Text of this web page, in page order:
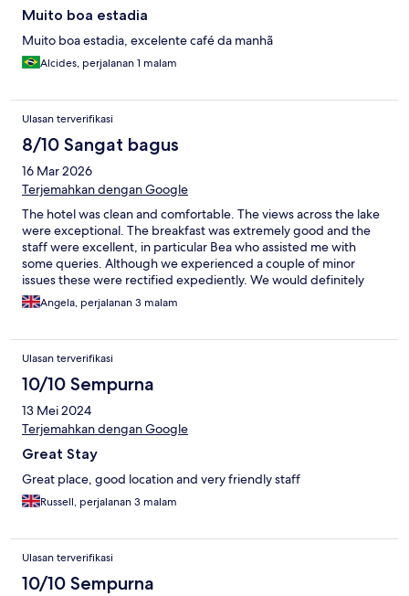
Muito boa estadia
Muito boa estadia, excelente café da manhã
Alcides, perjalanan 1 malam
Ulasan terverifikasi
8/10 Sangat bagus
16 Mar 2026
Terjemahkan dengan Google
The hotel was clean and comfortable. The views across the lake
were exceptional. The breakfast was extremely good and the
staff were excellent, in particular Bea who assisted me with
some queries. Although we experienced a couple of minor
issues these were rectified expediently. We would definitely
visit again.
Angela, perjalanan 3 malam
Ulasan terverifikasi
10/10 Sempurna
13 Mei 2024
Terjemahkan dengan Google
Great Stay
Great place, good location and very friendly staff
Russell, perjalanan 3 malam
Ulasan terverifikasi
10/10 Sempurna